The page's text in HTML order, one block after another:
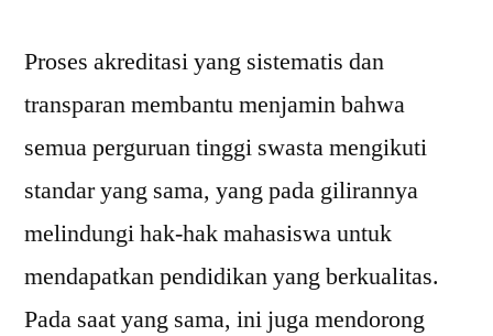
Proses akreditasi yang sistematis dan
transparan membantu menjamin bahwa
semua perguruan tinggi swasta mengikuti
standar yang sama, yang pada gilirannya
melindungi hak-hak mahasiswa untuk
mendapatkan pendidikan yang berkualitas.
Pada saat yang sama, ini juga mendorong